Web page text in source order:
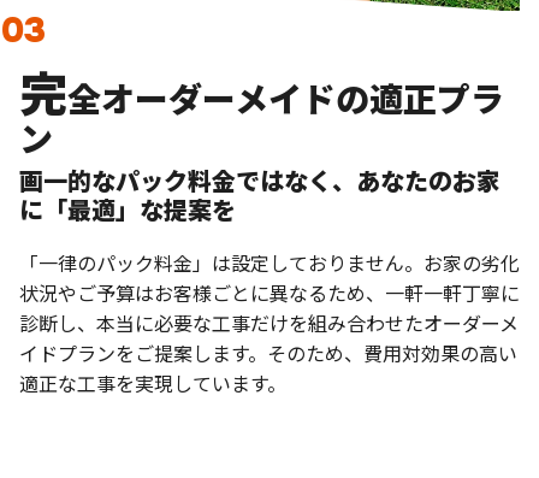
完全オーダーメイドの適正プラ
ン
画一的なパック料金ではなく、あなたのお家
に「最適」な提案を
「一律のパック料金」は設定しておりません。お家の劣化
状況やご予算はお客様ごとに異なるため、一軒一軒丁寧に
診断し、本当に必要な工事だけを組み合わせたオーダーメ
イドプランをご提案します。そのため、費用対効果の高い
適正な工事を実現しています。